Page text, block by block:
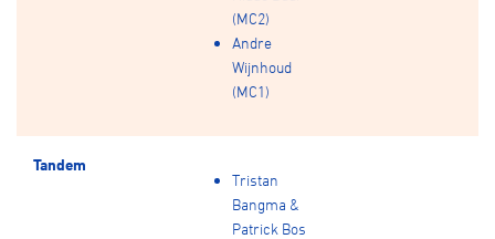
(MC2)
Andre
Wijnhoud
(MC1)
Tandem
Tristan
Bangma &
Patrick Bos